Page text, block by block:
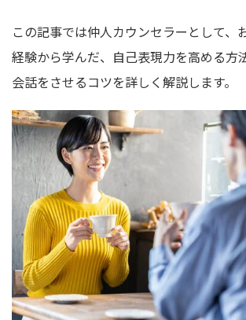
この記事では仲人カウンセラーとして、
経験から学んだ、自己表現力を高める方
会話をさせるコツを詳しく解説します。